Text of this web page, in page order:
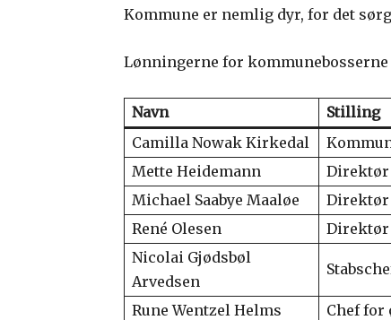
Kommune er nemlig dyr, for det
Lønningerne for kommunebosserne
Navn Stilling
Camilla Nowak Kirkedal
Mette Heidemann
Michael Saabye Maaløe
Direktør
René Olesen
Nicolai Gjødsbøl
Arvedsen
Rune Wentzel Helms Chef for